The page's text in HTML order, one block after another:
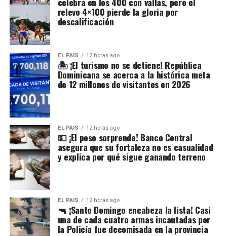
relevo 4×100 pierde la gloria por
descalificación
EL PAIS 12 horas ago
🏝️ ¡El turismo no se detiene! República
Dominicana se acerca a la histórica meta
de 12 millones de visitantes en 2026
EL PAIS 12 horas ago
💵 ¡El peso sorprende! Banco Central
asegura que su fortaleza no es casualidad
y explica por qué sigue ganando terreno
EL PAIS 12 horas ago
🔫 ¡Santo Domingo encabeza la lista! Casi
una de cada cuatro armas incautadas por
la Policía fue decomisada en la provincia